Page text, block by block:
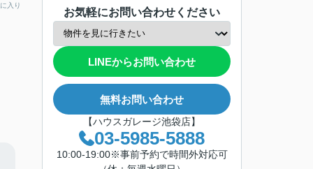
入り
お気軽にお問い合わせください
LINEからお問い合わせ
無料お問い合わせ
【ハウスガレージ池袋店】
03-5985-5888
10:00-19:00※事前予約で時間外対応可